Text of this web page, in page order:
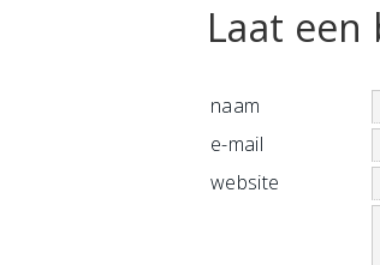
Laat
naam
e-mail
website